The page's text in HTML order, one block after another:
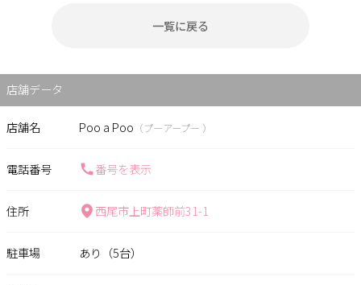
一覧に戻る
店舗データ
店舗名 Poo a Poo （プーアープー ）
電話番号 番号を表示
住所 西尾市上町薬師前31-1
駐車場 あり（5台）